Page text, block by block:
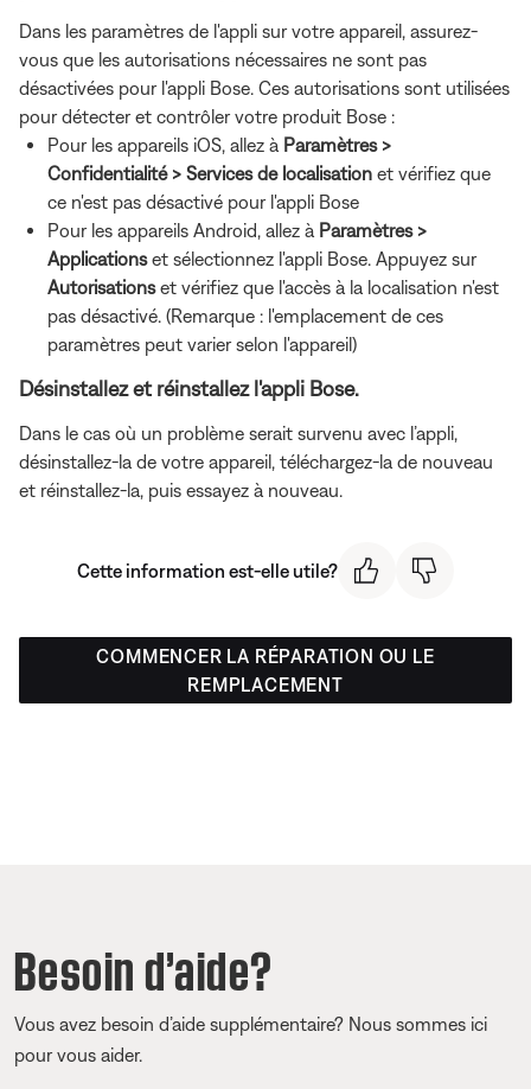
Dans les paramètres de l'appli sur votre appareil, assurez-
vous que les autorisations nécessaires ne sont pas
désactivées pour l'appli Bose. Ces autorisations sont utilisées
pour détecter et contrôler votre produit Bose :
Pour les appareils iOS, allez à Paramètres >
Confidentialité > Services de localisation et vérifiez que
ce n'est pas désactivé pour l'appli Bose
Pour les appareils Android, allez à Paramètres >
Applicationset sélectionnez l'appli Bose. Appuyez sur
Autorisationset vérifiez que l'accès à la localisation n'est
pas désactivé. (Remarque : l'emplacement de ces
paramètres peut varier selon l'appareil)
Désinstallez et réinstallez l'appli Bose.
Dans le cas où un problème serait survenu avec l’appli,
désinstallez-la de votre appareil, téléchargez-la de nouveau
et réinstallez-la, puis essayez à nouveau.
Cette information est-elle utile?
COMMENCER LA RÉPARATION OU LE
REMPLACEMENT
Besoin d’aide?
Vous avez besoin d’aide supplémentaire? Nous sommes ici
pour vous aider.